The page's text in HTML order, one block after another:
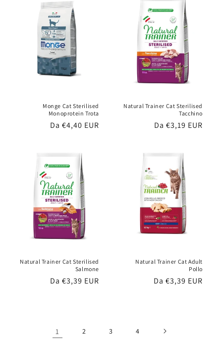
Monge Cat Sterilised
Monoprotein Trota
Prezzo
Da €4,40 EUR
Natural Trainer Cat Sterilised
Tacchino
Prezzo
Da €3,19 EUR
Natural Trainer Cat Sterilised
Salmone
Prezzo
Da €3,39 EUR
Natural Trainer Cat Adult
Pollo
Prezzo
Da €3,39 EUR
1 2 3 4